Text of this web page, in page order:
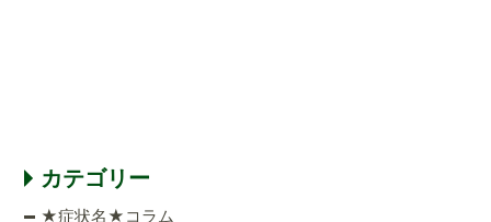
カテゴリー
★症状名★コラム